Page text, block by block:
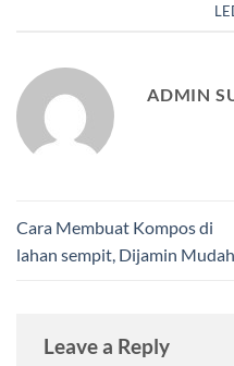
ADMIN
Cara Membuat Kompos di
lahan sempit, Dijamin
Leave a Reply